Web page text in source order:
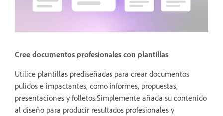
Cree documentos profesionales con plantillas
Utilice plantillas prediseñadas para crear documentos
pulidos e impactantes, como informes, propuestas,
presentaciones y folletos.Simplemente añada su contenido
al diseño para producir resultados profesionales y